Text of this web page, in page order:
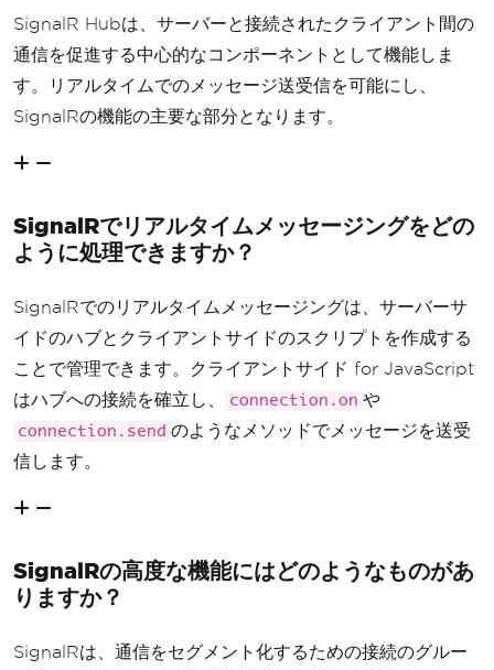
SignalR Hubは、サーバーと接続されたクライアント間の
通信を促進する中心的なコンポーネントとして機能しま
す。リアルタイムでのメッセージ送受信を可能にし、
SignalRの機能の主要な部分となります。
SignalRでリアルタイムメッセージングをどの
ように処理できますか？
SignalRでのリアルタイムメッセージングは、サーバーサ
イドのハブとクライアントサイドのスクリプトを作成する
ことで管理できます。クライアントサイド for JavaScript
はハブへの接続を確立し、
connection.on や
connection.send のようなメソッドでメッセージを送受
信します。
SignalRの高度な機能にはどのようなものがあ
りますか？
SignalRは、通信をセグメント化するための接続のグルー